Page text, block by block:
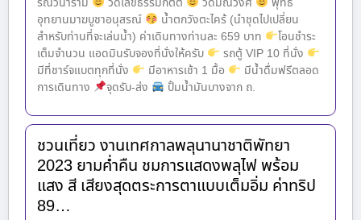
อุทยานมาฆบูชาอนุสรณ์
น้ำตกวังตะไคร้ (นำชุดไปเปลี่ยน
สำหรับท่านที่จะเล่นน้ำ) ค่าเดินทางท่านละ 659 บาท
โอนชำระ
เต็มจำนวน แอดมินรับจองที่นั่งให้ครับ
รถตู้ VIP 10 ที่นั่ง
มีที่ชาร์จแบตทุกที่นั่ง
มีอาหารเช้า 1 มื้อ
มีน้ำดื่มฟรีตลอด
การเดินทาง
จุดรับ-ส่ง ปั้มน้ำมันบางจาก ถ.
ชวนเที่ยว งานเทศกาลพลุนานาชาติพัทยา
2023 ยามค่ำคืน ชมการแสดงพลุไฟ พร้อม
แสง สี เสียงสุดตระการตาแบบเต็มอิ่ม ค่าทริป
89…